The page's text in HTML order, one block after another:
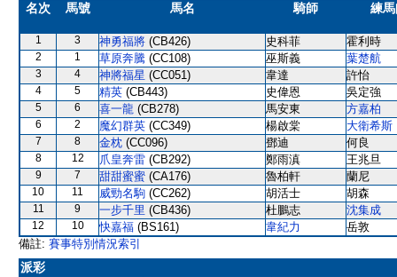
名次 馬號 馬名 騎師 練
1 3 神勇福將 (CB426) 史科菲 霍利時
2 1 草原奔騰 (CC108) 巫斯義 葉楚航
3 4 神將福星 (CC051) 韋達 許怡
4 5 精英 (CB443) 史偉恩 吳定強
5 6 喜一龍 (CB278) 馬安東 方嘉柏
6 2 魔幻群英 (CC349) 楊啟棠 大衛希斯
7 8 金枕 (CC096) 鄧迪 何良
8 12 爪皇奔雷 (CB292) 鄭雨滇 王兆旦
9 7 甜甜蜜蜜 (CA176) 魯柏軒 蘭尼
10 11 威勁名駒 (CC262) 胡活士 胡森
11 9 一步千里 (CB436) 杜鵬志 沈集成
12 10 快嘉福 (BS161) 韋紀力
岳敦
備註: 賽事特別情況索引
派彩